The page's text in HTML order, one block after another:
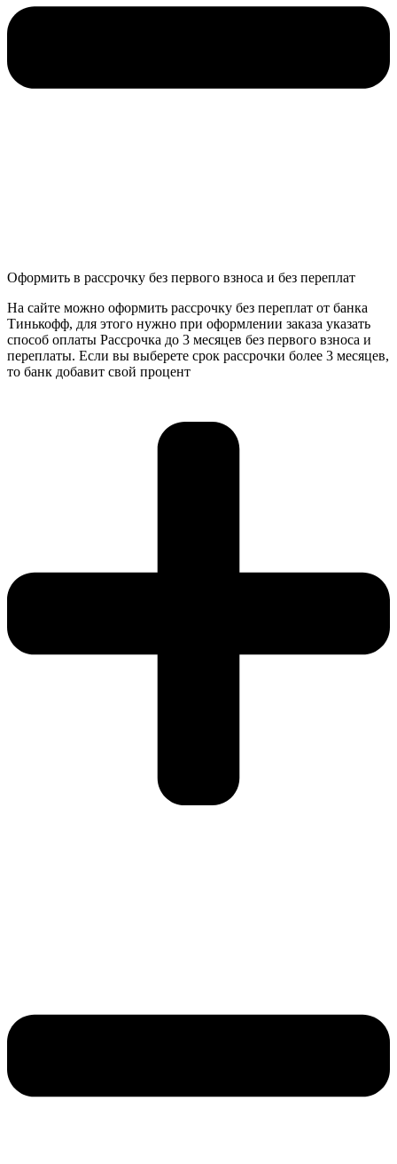
Оформить в рассрочку без первого взноса и без переплат
На сайте можно оформить рассрочку без переплат от банка
Тинькофф, для этого нужно при оформлении заказа указать
способ оплаты Рассрочка до 3 месяцев без первого взноса и
переплаты. Если вы выберете срок рассрочки более 3 месяцев,
то банк добавит свой процент